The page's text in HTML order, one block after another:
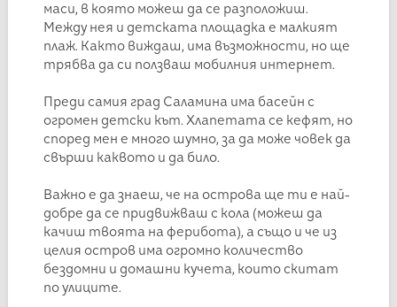
маси, в която можеш да се разположиш.
Между нея и детската площадка е малкият
плаж. Както виждаш, има възможности, но ще
трябва да си ползваш мобилния интернет.
Преди самия град Саламина има басейн с
огромен детски кът. Хлапетата се кефят, но
според мен е много шумно, за да може човек да
свърши каквото и да било.
Важно е да знаеш, че на острова ще ти е най-
добре да се придвижваш с кола (можеш да
качиш твоята на ферибота), а също и че из
целия остров има огромно количество
бездомни и домашни кучета, които скитат
по улиците.